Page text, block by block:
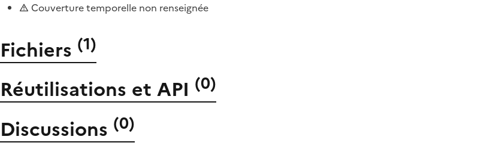
Couverture temporelle non renseignée
Fichiers (1)
Réutilisations et API (0)
Discussions (0)